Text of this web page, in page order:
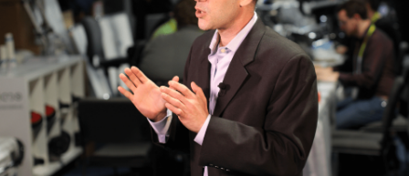
Ver todos los cursos